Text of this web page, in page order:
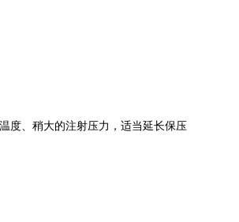
度、稍大的注射压力，适当延长保压